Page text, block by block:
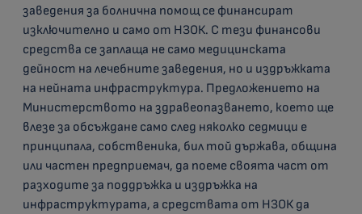
заведения за болнична помощ се финансират
изключително и само от НЗОК. С тези финансови
средства се заплаща не само медицинската
дейност на лечебните заведения, но и издръжката
на нейната инфраструктура. Предложението на
Министерството на здравеопазването, което ще
влезе за обсъждане само след няколко седмици е
принципала, собственика, бил той държава, община
или частен предприемач, да поеме своята част от
разходите за поддръжка и издръжка на
инфраструктурата, а средствата от НЗОК да